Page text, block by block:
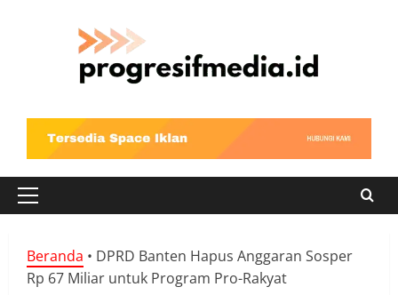
Primary
Beranda • DPRD Banten Hapus Anggaran Sosper
Rp 67 Miliar untuk Program Pro-Rakyat